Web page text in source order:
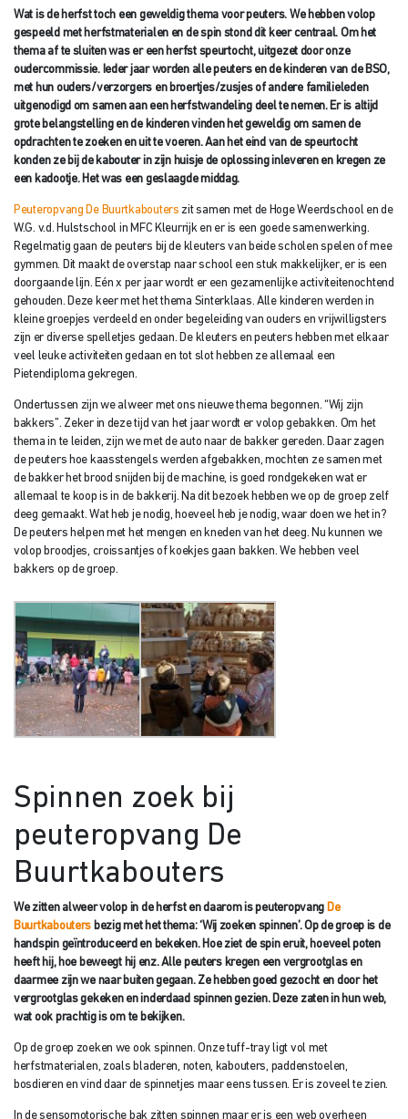
Wat is de herfst toch een geweldig thema voor peuters. We hebben volop
gespeeld met herfstmaterialen en de spin stond dit keer centraal. Om het
thema af te sluiten was er een herfst speurtocht, uitgezet door onze
oudercommissie. Ieder jaar worden alle peuters en de kinderen van de BSO,
met hun ouders/verzorgers en broertjes/zusjes of andere familieleden
uitgenodigd om samen aan een herfstwandeling deel te nemen. Er is altijd
grote belangstelling en de kinderen vinden het geweldig om samen de
opdrachten te zoeken en uit te voeren. Aan het eind van de speurtocht
konden ze bij de kabouter in zijn huisje de oplossing inleveren en kregen ze
een kadootje. Het was een geslaagde middag.
Peuteropvang De Buurtkabouters zit samen met de Hoge Weerdschool en de
W.G. v.d. Hulstschool in MFC Kleurrijk en er is een goede samenwerking.
Regelmatig gaan de peuters bij de kleuters van beide scholen spelen of mee
gymmen. Dit maakt de overstap naar school een stuk makkelijker, er is een
doorgaande lijn. Eén x per jaar wordt er een gezamenlijke activiteitenochtend
gehouden. Deze keer met het thema Sinterklaas. Alle kinderen werden in
kleine groepjes verdeeld en onder begeleiding van ouders en vrijwilligsters
zijn er diverse spelletjes gedaan. De kleuters en peuters hebben met elkaar
veel leuke activiteiten gedaan en tot slot hebben ze allemaal een
Pietendiploma gekregen.
Ondertussen zijn we alweer met ons nieuwe thema begonnen. “Wij zijn
bakkers”. Zeker in deze tijd van het jaar wordt er volop gebakken. Om het
thema in te leiden, zijn we met de auto naar de bakker gereden. Daar zagen
de peuters hoe kaasstengels werden afgebakken, mochten ze samen met
de bakker het brood snijden bij de machine, is goed rondgekeken wat er
allemaal te koop is in de bakkerij. Na dit bezoek hebben we op de groep zelf
deeg gemaakt. Wat heb je nodig, hoeveel heb je nodig, waar doen we het in?
De peuters helpen met het mengen en kneden van het deeg. Nu kunnen we
volop broodjes, croissantjes of koekjes gaan bakken. We hebben veel
bakkers op de groep.
Spinnen zoek bij
peuteropvang De
Buurtkabouters
We zitten alweer volop in de herfst en daarom is peuteropvang De
Buurtkabouters bezig met het thema: ‘Wij zoeken spinnen’. Op de groep is de
handspin geïntroduceerd en bekeken. Hoe ziet de spin eruit, hoeveel poten
heeft hij, hoe beweegt hij enz. Alle peuters kregen een vergrootglas en
daarmee zijn we naar buiten gegaan. Ze hebben goed gezocht en door het
vergrootglas gekeken en inderdaad spinnen gezien. Deze zaten in hun web,
wat ook prachtig is om te bekijken.
Op de groep zoeken we ook spinnen. Onze tuff-tray ligt vol met
herfstmaterialen, zoals bladeren, noten, kabouters, paddenstoelen,
bosdieren en vind daar de spinnetjes maar eens tussen. Er is zoveel te zien.
In de sensomotorische bak zitten spinnen maar er is een web overheen